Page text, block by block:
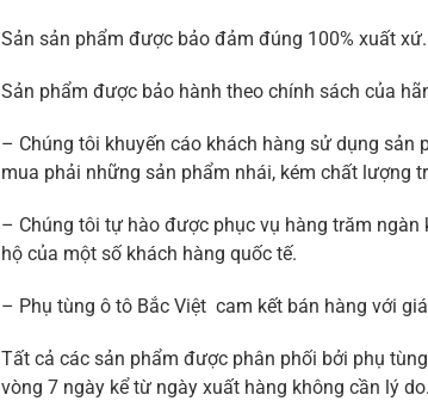
Sản sản phẩm được bảo đảm đúng 100% xuất xứ.
Sản phẩm được bảo hành theo chính sách của
– Chúng tôi khuyến cáo khách hàng sử dụng
mua phải những sản phẩm nhái, kém chất lượng
– Chúng tôi tự hào được phục vụ hàng trăm
hộ của một số khách hàng quốc tế.
– Phụ tùng ô tô Bắc Việt cam kết bán hàng với
Tất cả các sản phẩm được phân phối bởi phụ
vòng 7 ngày kể từ ngày xuất hàng không cần lý